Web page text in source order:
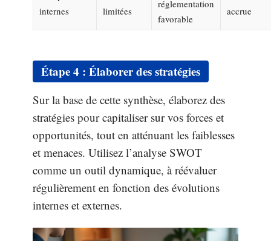
internes
limitées
réglementation
favorable
accrue
Étape 4 : Élaborer des stratégies
Sur la base de cette synthèse, élaborez des
stratégies pour capitaliser sur vos forces et
opportunités, tout en atténuant les faiblesses
et menaces. Utilisez l’analyse SWOT
comme un outil dynamique, à réévaluer
régulièrement en fonction des évolutions
internes et externes.